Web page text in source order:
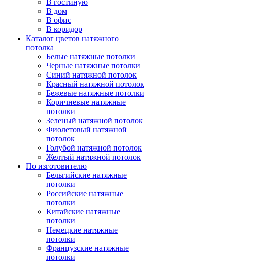
В гостиную
В дом
В офис
В коридор
Каталог цветов натяжного
потолка
Белые натяжные потолки
Черные натяжные потолки
Синий натяжной потолок
Красный натяжной потолок
Бежевые натяжные потолки
Коричневые натяжные
потолки
Зеленый натяжной потолок
Фиолетовый натяжной
потолок
Голубой натяжной потолок
Желтый натяжной потолок
По изготовителю
Бельгийские натяжные
потолки
Российские натяжные
потолки
Китайские натяжные
потолки
Немецкие натяжные
потолки
Французские натяжные
потолки